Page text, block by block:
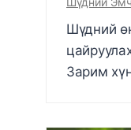
Шүдний
Зарим